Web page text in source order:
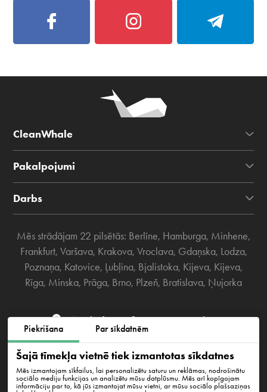
Piekrišana Par sīkdatnēm
Šajā tīmekļa vietnē tiek izmantotas sīkdatnes
Mēs izmantojam sīkfailus, lai personalizētu saturu un reklāmas, nodrošinātu
sociālo mediju funkcijas un analizētu mūsu datplūsmu. Mēs arī kopīgojam
informāciju par to, kā jūs izmantojat mūsu vietni, ar mūsu sociālo plašsaziņas
CleanWhale
Pakalpojumi
Darbs
Mēs strādājam 22 pilsētās: Berlīne, Hamburga, Minhene,
Frankfurt, Varšava, Krakova, Vroclava, Gdaņska, Lodza,
Poznaņa, Katovice, Ļubļina, Bjalistoka, Kijeva, Kijeva,
Rīga, Minska, Prāga, Brno, Plzeň, Bratislava, Ņujorka
Westhafenstraße 1, 13353 Berlin
info@cleanwhale.de